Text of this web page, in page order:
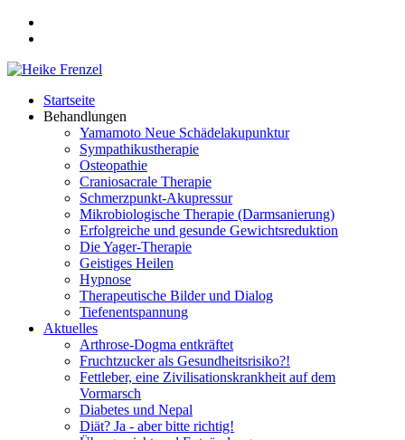
Startseite
Behandlungen
Yamamoto Neue Schädelakupunktur
Sympathikustherapie
Osteopathie
Craniosacrale Therapie
Schmerzpunkt-Akupressur
Mikrobiologische Therapie (Darmsanierung)
Erfolgreiche und gesunde Gewichtsreduktion
Die Yager-Therapie
Geistiges Heilen
Hypnose
Therapeutische Bilder und Dialog
Tiefenentspannung
Aktuelles
Arthrose-Dogma entkräftet
Fruchtzucker als Gesundheitsrisiko?!
Fettleber, eine Zivilisationskrankheit auf dem
Vormarsch
Diabetes und Nepal
Diät? Ja - aber bitte richtig!